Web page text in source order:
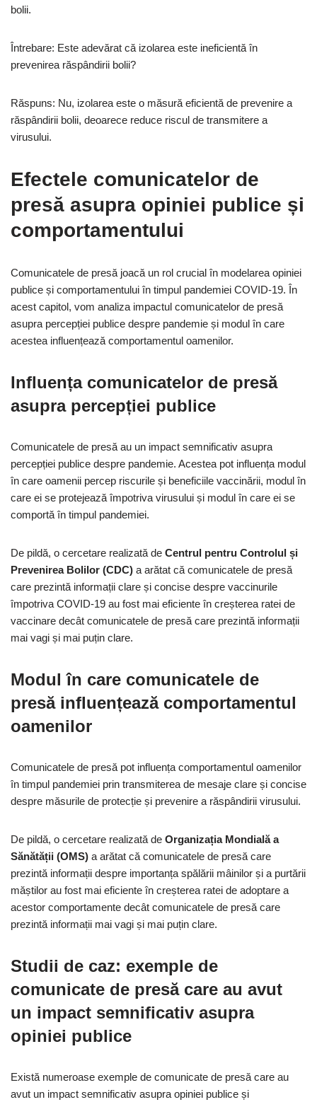
bolii.
Întrebare: Este adevărat că izolarea este ineficientă în
prevenirea răspândirii bolii?
Răspuns: Nu, izolarea este o măsură eficientă de prevenire a
răspândirii bolii, deoarece reduce riscul de transmitere a
virusului.
Efectele comunicatelor de
presă asupra opiniei publice și
comportamentului
Comunicatele de presă joacă un rol crucial în modelarea opiniei
publice și comportamentului în timpul pandemiei COVID-19. În
acest capitol, vom analiza impactul comunicatelor de presă
asupra percepției publice despre pandemie și modul în care
acestea influențează comportamentul oamenilor.
Influența comunicatelor de presă
asupra percepției publice
Comunicatele de presă au un impact semnificativ asupra
percepției publice despre pandemie. Acestea pot influența modul
în care oamenii percep riscurile și beneficiile vaccinării, modul în
care ei se protejează împotriva virusului și modul în care ei se
comportă în timpul pandemiei.
De pildă, o cercetare realizată de Centrul pentru Controlul și
Prevenirea Bolilor (CDC) a arătat că comunicatele de presă
care prezintă informații clare și concise despre vaccinurile
împotriva COVID-19 au fost mai eficiente în creșterea ratei de
vaccinare decât comunicatele de presă care prezintă informații
mai vagi și mai puțin clare.
Modul în care comunicatele de
presă influențează comportamentul
oamenilor
Comunicatele de presă pot influența comportamentul oamenilor
în timpul pandemiei prin transmiterea de mesaje clare și concise
despre măsurile de protecție și prevenire a răspândirii virusului.
De pildă, o cercetare realizată de Organizația Mondială a
Sănătății (OMS) a arătat că comunicatele de presă care
prezintă informații despre importanța spălării mâinilor și a purtării
măștilor au fost mai eficiente în creșterea ratei de adoptare a
acestor comportamente decât comunicatele de presă care
prezintă informații mai vagi și mai puțin clare.
Studii de caz: exemple de
comunicate de presă care au avut
un impact semnificativ asupra
opiniei publice
Există numeroase exemple de comunicate de presă care au
avut un impact semnificativ asupra opiniei publice și